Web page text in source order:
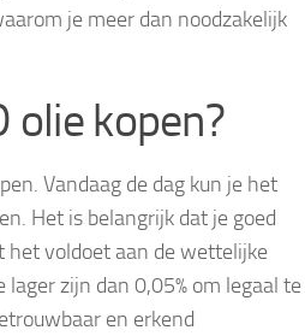
je meer dan noodzakelijk
olie kopen?
Vandaag de dag kun je het
Het is belangrijk dat je goed
het voldoet aan de wettelijke
zijn dan 0,05% om legaal te
en erkend